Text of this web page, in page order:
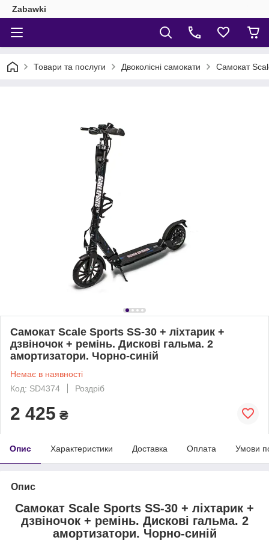
Zabawki
Товари та послуги Двоколісні самокати Самокат
Самокат Scale Sports SS-30 + ліхтарик +
дзвіночок + ремінь. Дискові гальма. 2
амортизатори. Чорно-синій
Немає в наявності
Код: SD4374
Роздріб
2 425 ₴
Опис Характеристики Доставка Оплата Умови
Опис
Самокат Scale Sports SS-30 + ліхтарик +
дзвіночок + ремінь. Дискові гальма. 2
амортизатори. Чорно-синій